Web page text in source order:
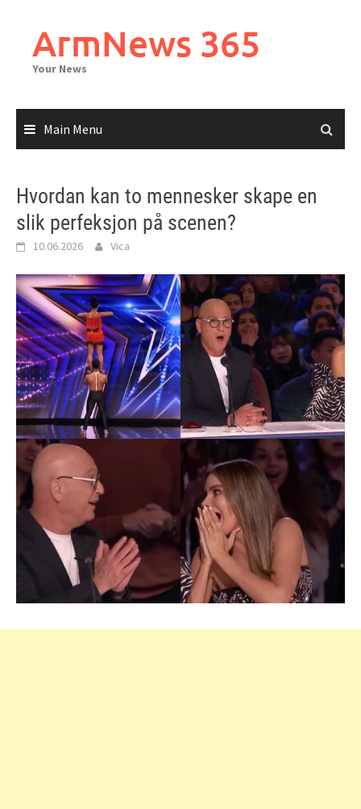
contentArmNews 365
Your News
Main Menu
Hvordan kan to mennesker skape en
slik perfeksjon på scenen?
10.06.2026 Vica